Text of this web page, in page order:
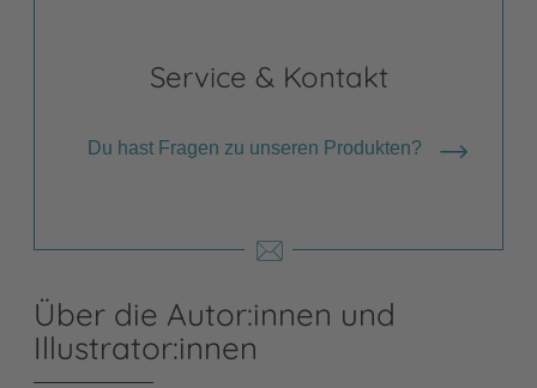
Service & Kontakt
Du hast Fragen zu unseren Produkten?
Über die Autor:innen und
Illustrator:innen